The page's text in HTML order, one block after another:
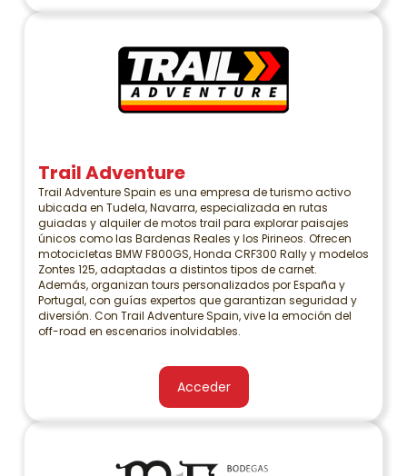
Trail Adventure
Trail Adventure Spain es una empresa de turismo activo
ubicada en Tudela, Navarra, especializada en rutas
guiadas y alquiler de motos trail para explorar paisajes
únicos como las Bardenas Reales y los Pirineos. Ofrecen
motocicletas BMW F800GS, Honda CRF300 Rally y modelos
Zontes 125, adaptadas a distintos tipos de carnet.
Además, organizan tours personalizados por España y
Portugal, con guías expertos que garantizan seguridad y
diversión. Con Trail Adventure Spain, vive la emoción del
off-road en escenarios inolvidables.
Acceder